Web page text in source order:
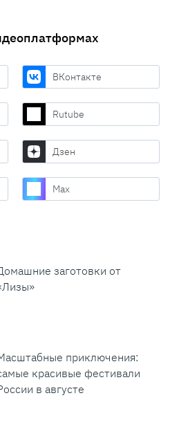
ВКонтакте
Rutube
Дзен
Max
заготовки от
приключения:
красивые фестивали
в августе